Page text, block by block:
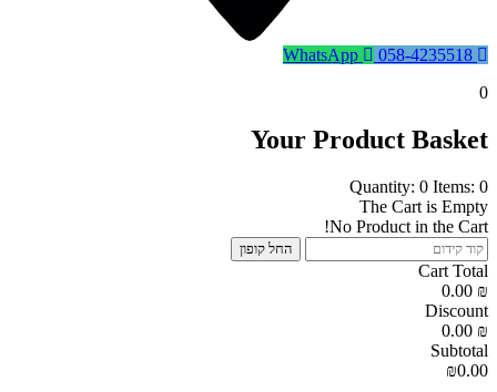
0
Your Product Basket
Quantity: 0 Items: 0
The Cart is Empty
No Product in the Cart!
החל קופון
Cart Total
0.00 ₪
Discount
0.00 ₪
Subtotal
₪0.00